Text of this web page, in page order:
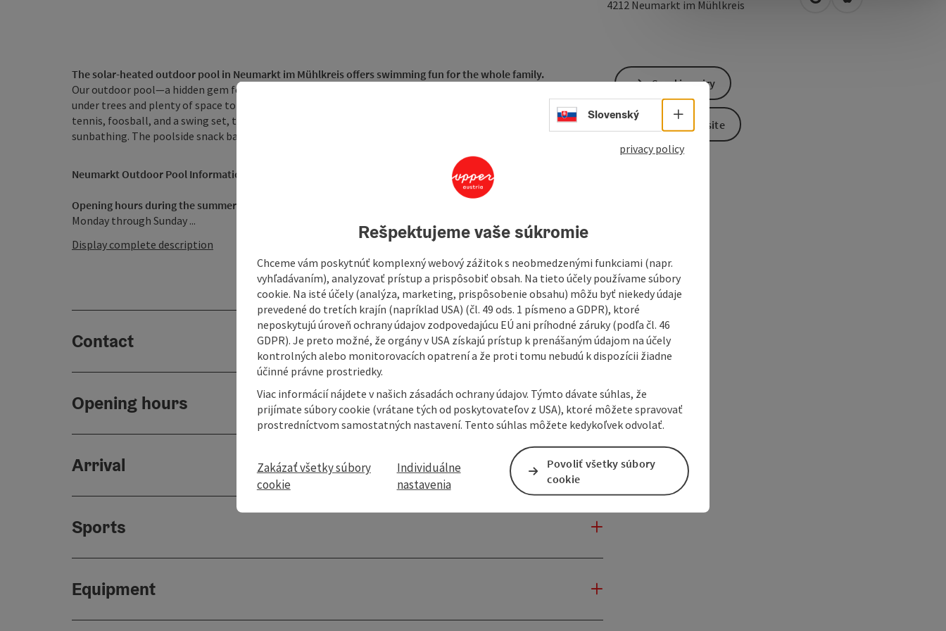
4212 Neumarkt im Mühlkreis open in Google Maps
Open in Apple
The solar-heated outdoor pool in Neumarkt im Mühlkreis offers swimming fun for the whole family.
Our outdoor pool—a hidden gem for families with children. No stress finding a parking spot—ample parking
under trees and plenty of space to lounge, with free umbrellas. With beach volleyball, outdoor chess, table
tennis, foosball, and a swing set, there’s plenty to do so you won’t get bored between swimming and
sunbathing. The poolside snack bar, run by the Kurvenwirt, offers all the refreshments and snacks you need.
Neumarkt Outdoor Pool Information Hotline: 07941 / 8256
Opening hours during the summer months
Monday through Sunday ...
Display complete description
Contact
Opening hours
Arrival
Sports
Equipment
Send inquiry
To the website
Select language - Open menu
Slovenský
privacy policy
Rešpektujeme vaše súkromie
Chceme vám poskytnúť komplexný webový zážitok s neobmedzenými funkciami (napr.
vyhľadávaním), analyzovať prístup a prispôsobiť obsah. Na tieto účely používame súbory
cookie. Na isté účely (analýza, marketing, prispôsobenie obsahu) môžu byť niekedy údaje
prevedené do tretích krajín (napríklad USA) (čl. 49 ods. 1 písmeno a GDPR), ktoré
neposkytujú úroveň ochrany údajov zodpovedajúcu EÚ ani príhodné záruky (podľa čl. 46
GDPR). Je preto možné, že orgány v USA získajú prístup k prenášaným údajom na účely
kontrolných alebo monitorovacích opatrení a že proti tomu nebudú k dispozícii žiadne
účinné právne prostriedky.
Viac informácií nájdete v našich zásadách ochrany údajov. Týmto dávate súhlas, že
prijímate súbory cookie (vrátane tých od poskytovateľov z USA), ktoré môžete spravovať
prostredníctvom samostatných nastavení. Tento súhlas môžete kedykoľvek odvolať.
Zakázať všetky súbory
cookie
Individuálne
nastavenia
Povoliť všetky súbory
cookie